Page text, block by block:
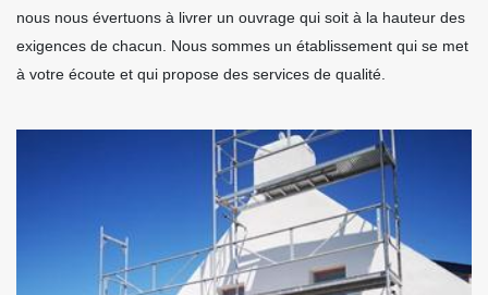
nous nous évertuons à livrer un ouvrage qui soit à la hauteur des
exigences de chacun. Nous sommes un établissement qui se met
à votre écoute et qui propose des services de qualité.